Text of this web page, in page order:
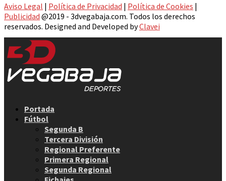
Aviso Legal | Política de Privacidad | Política de Cookies |
Publicidad @2019 - 3dvegabaja.com. Todos los derechos
reservados. Designed and Developed byClavei
Portada
Fútbol
Segunda B
Tercera División
Regional Preferente
Primera Regional
Segunda Regional